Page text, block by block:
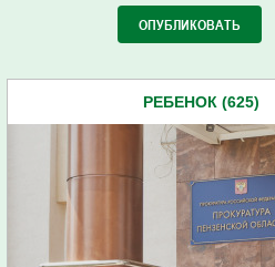
РЕБЕНОК (625)